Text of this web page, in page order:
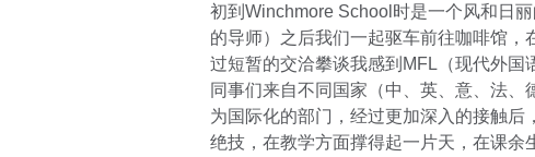
初到Winchmore School时是一个风和日
的导师）之后我们一起驱车前往咖啡馆
过短暂的交洽攀谈我感到MFL（现代外
同事们来自不同国家（中、英、意、法
为国际化的部门，经过更加深入的接触
绝技，在教学方面撑得起一片天，在课